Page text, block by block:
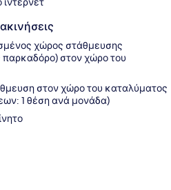
χώρος στάθμευσης
στον χώρο του
στον χώρο του καταλύματος
1 θέση ανά μονάδα)